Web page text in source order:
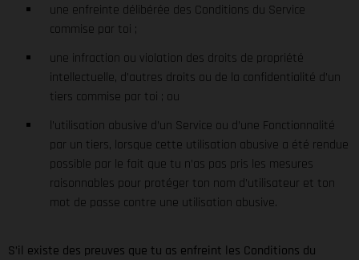
une enfreinte délibérée des Conditions du Service
commise par toi ;
une infraction ou violation des droits de propriété
intellectuelle, d’autres droits ou de la confidentialité d’un
tiers commise par toi ; ou
l’utilisation abusive d’un Service ou d’une Fonctionnalité
par un tiers, lorsque cette utilisation abusive a été rendue
possible par le fait que tu n’as pas pris les mesures
raisonnables pour protéger ton nom d’utilisateur et ton
mot de passe contre une utilisation abusive.
S’il existe des preuves que tu as enfreint les Conditions du